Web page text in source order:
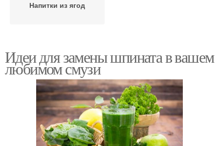
Напитки из ягод
Идеи для замены шпината в вашем
любимом смузи